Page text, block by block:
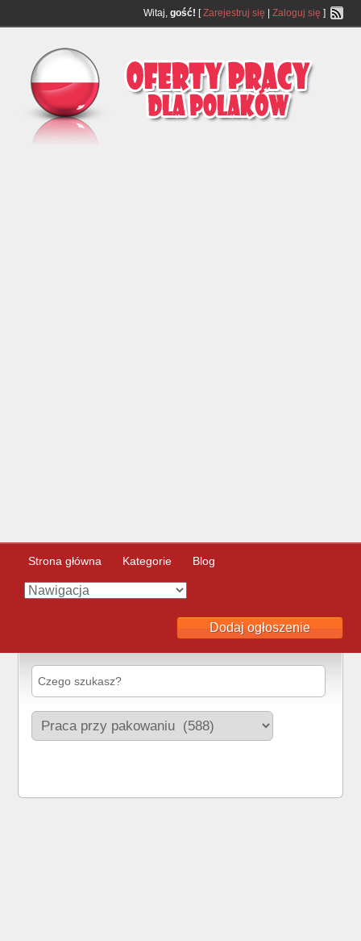
Witaj, gość! [Zarejestruj się Zaloguj się ]
Strona główna Kategorie Blog
Dodaj ogłoszenie